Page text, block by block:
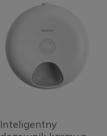
Inteligentny